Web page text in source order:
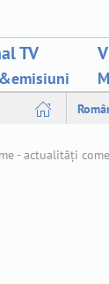
TV
- actualități